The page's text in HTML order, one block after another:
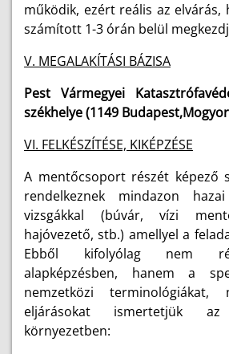
működik, ezért reális az elvárás,
számított 1-3 órán belül
V. MEGALAKÍTÁSI BÁZISA
Pest Vármegyei
székhelye (1149
VI. FELKÉSZÍTÉSE, KIKÉPZÉSE
A mentőcsoport részét képező
rendelkeznek mindazon
vizsgákkal (búvár, vízi
hajóvezető, stb.) amellyel a
Ebből kifolyólag nem
alapképzésben, hanem a
nemzetközi terminológiákat,
eljárásokat ismertetjük
környezetben: